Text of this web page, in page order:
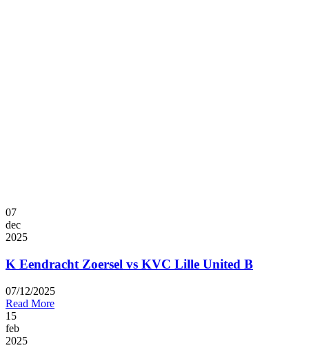
07
dec
2025
K Eendracht Zoersel vs KVC Lille United B
07/12/2025
Read More
15
feb
2025